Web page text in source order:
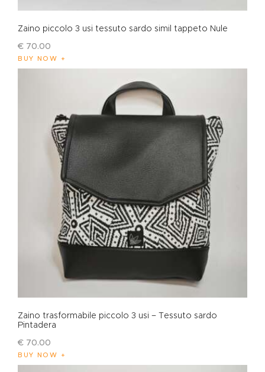
Zaino piccolo 3 usi tessuto sardo simil tappeto Nule
€ 70.00
BUY NOW
Zaino trasformabile piccolo 3 usi – Tessuto sardo
Pintadera
€ 70.00
BUY NOW